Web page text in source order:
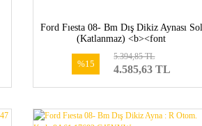
Ford Fıesta 08- Bm Dış Dikiz Aynası Sol
(Katlanmaz) <b><font
1671047</font></b>
%15 4.585,63 TL
5.394,85 TL